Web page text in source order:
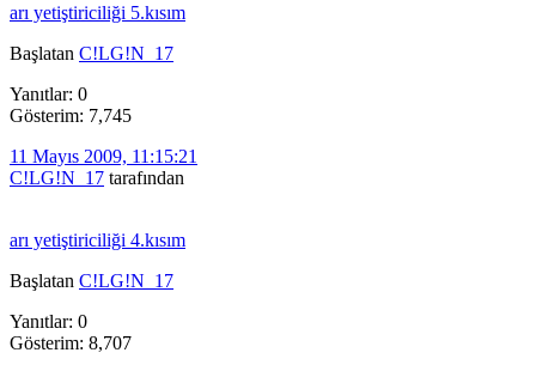
arı yetiştiriciliği 5.kısım
Başlatan C!LG!N_17
Yanıtlar: 0
Gösterim: 7,745
11 Mayıs 2009, 11:15:21
C!LG!N_17 tarafından
arı yetiştiriciliği 4.kısım
Başlatan C!LG!N_17
Yanıtlar: 0
Gösterim: 8,707